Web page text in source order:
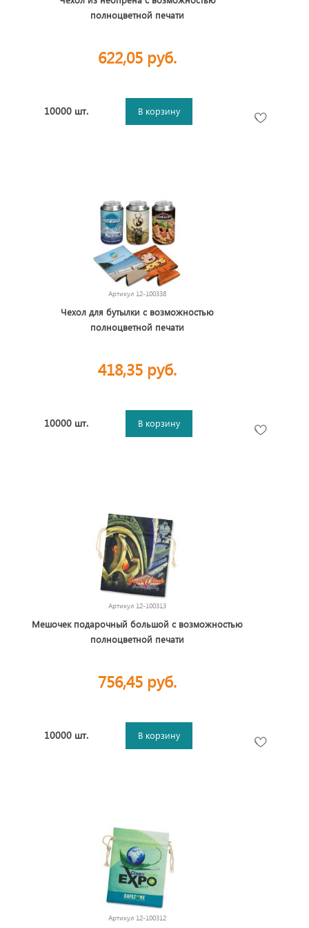
полноцветной печати
622,05 руб.
10000 шт. В корзину
Артикул 12-100338
Чехол для бутылки с возможностью
полноцветной печати
418,35 руб.
10000 шт. В корзину
Артикул 12-100313
Мешочек подарочный большой с возможностью
полноцветной печати
756,45 руб.
10000 шт. В корзину
Артикул 12-100312